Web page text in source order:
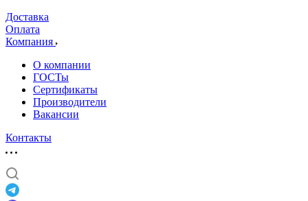
Доставка
Оплата
Компания
О компании
ГОСТы
Сертификаты
Производители
Вакансии
Контакты